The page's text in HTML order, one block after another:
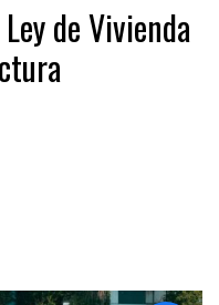
de Vivienda